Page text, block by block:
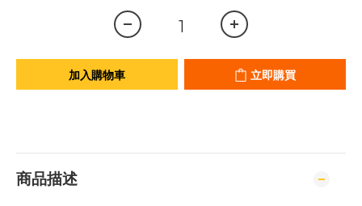
加入購物車 立即購買
商品描述